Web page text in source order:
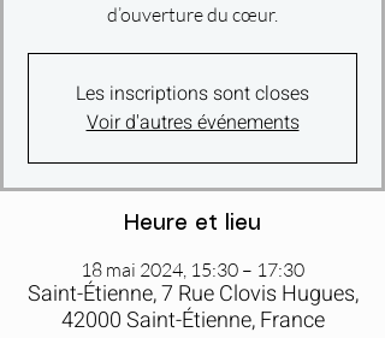
d’ouverture du cœur.
Les inscriptions sont closes
Voir d'autres événements
Heure et lieu
18 mai 2024, 15:30 – 17:30
Saint-Étienne, 7 Rue Clovis Hugues,
42000 Saint-Étienne, France